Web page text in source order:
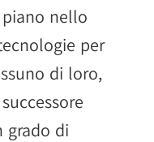
nello
per
di loro,
grado di